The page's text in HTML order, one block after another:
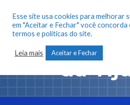
Futuro Vip
da
Esse site usa cookies para melhorar
em "Aceitar e Fechar" você concorda
termos e políticas do site.
Leia mais Aceitar e Fechar